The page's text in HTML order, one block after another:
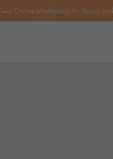
Marktplatz für Vapes und Pods